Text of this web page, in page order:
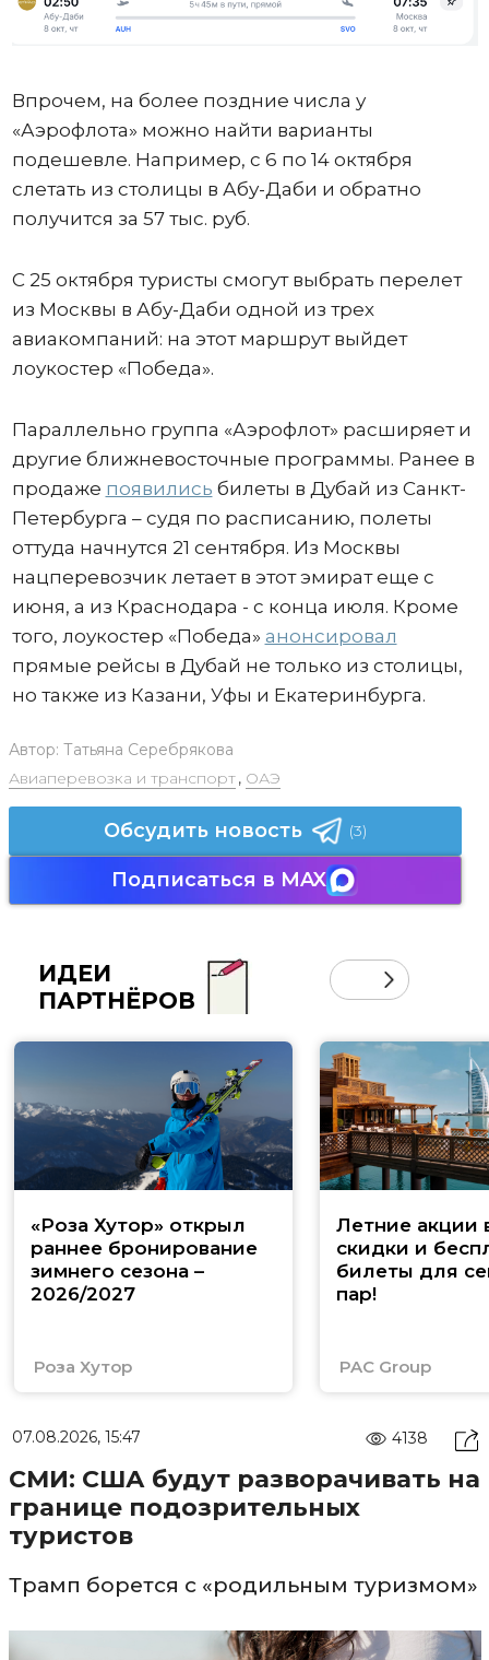
Впрочем, на более поздние числа у
«Аэрофлота» можно найти варианты
подешевле. Например, с 6 по 14 октября
слетать из столицы в Абу-Даби и обратно
получится за 57 тыс. руб.
С 25 октября туристы смогут выбрать перелет
из Москвы в Абу-Даби одной из трех
авиакомпаний: на этот маршрут выйдет
лоукостер «Победа».
Параллельно группа «Аэрофлот» расширяет и
другие ближневосточные программы. Ранее в
продаже появились билеты в Дубай из Санкт-
Петербурга – судя по расписанию, полеты
оттуда начнутся 21 сентября. Из Москвы
нацперевозчик летает в этот эмират еще с
июня, а из Краснодара - с конца июля. Кроме
того, лоукостер «Победа» анонсировал
прямые рейсы в Дубай не только из столицы,
но также из Казани, Уфы и Екатеринбурга.
Автор: Татьяна Серебрякова
Авиаперевозка и транспорт, ОАЭ
Обсудить новость (3)
Подписаться в MAX
ИДЕИ
ПАРТНЁРОВ
«Роза Хутор» открыл
раннее бронирование
зимнего сезона –
2026/2027
Роза Хутор
Летние акции
скидки и
билеты для
пар!
PAC Group
07.08.2026, 15:47 4138
СМИ: США будут разворачивать на
границе подозрительных
туристов
Трамп борется с «родильным туризмом»